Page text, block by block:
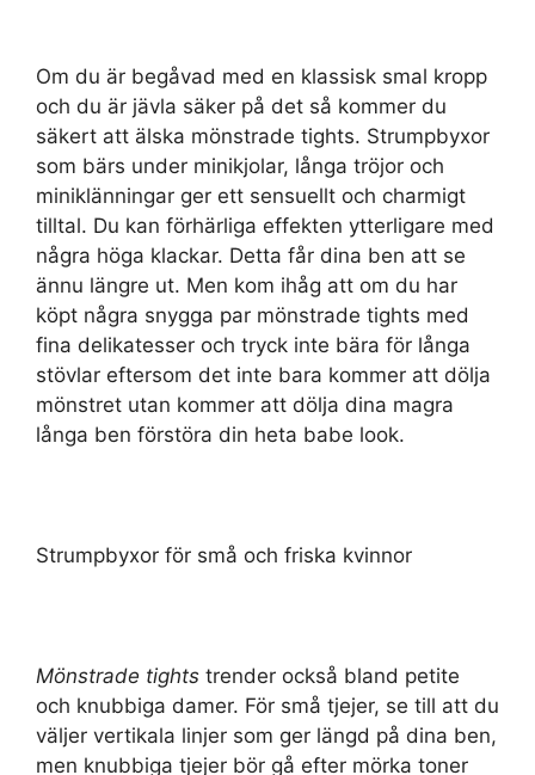
Om du är begåvad med en klassisk smal kropp
och du är jävla säker på det så kommer du
säkert att älska mönstrade tights. Strumpbyxor
som bärs under minikjolar, långa tröjor och
miniklänningar ger ett sensuellt och charmigt
tilltal. Du kan förhärliga effekten ytterligare med
några höga klackar. Detta får dina ben att se
ännu längre ut. Men kom ihåg att om du har
köpt några snygga par mönstrade tights med
fina delikatesser och tryck inte bära för långa
stövlar eftersom det inte bara kommer att dölja
mönstret utan kommer att dölja dina magra
långa ben förstöra din heta babe look.
Strumpbyxor för små och friska kvinnor
Mönstrade tights trender också bland petite
och knubbiga damer. För små tjejer, se till att du
väljer vertikala linjer som ger längd på dina ben,
men knubbiga tjejer bör gå efter mörka toner